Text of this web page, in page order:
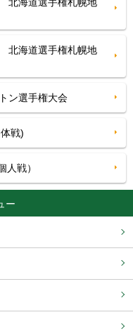
海道選手権札幌地
ン選手権大会
戦)
戦）